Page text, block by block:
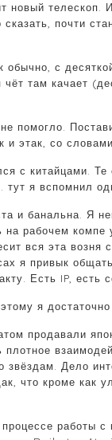
новый
почти
обычно, с
чёт там качает
помогло.
и этак, со
с китайцами.
я вспомнил
и банальна. Я
на рабочем компе
вся эта
я привык
Есть IP, есть
я
продавали
звёздам. Дело
что кроме как
работы